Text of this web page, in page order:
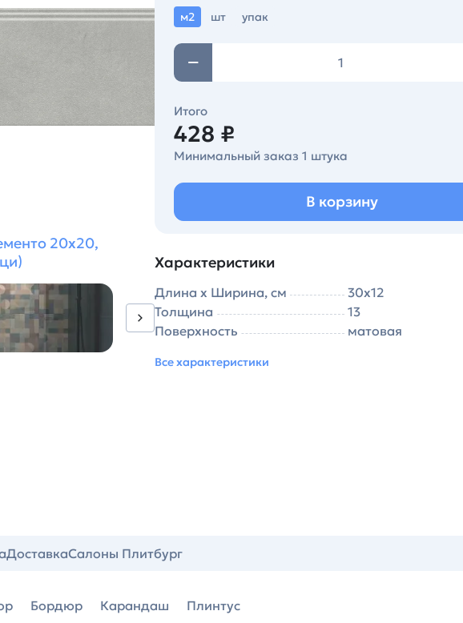
20x20,
м2 шт упак
Итого
428 ₽
Минимальный заказ 1 штука
В корзину
Характеристики
Длина х Ширина, см
30х12
Толщина
13
Поверхность
матовая
Все характеристики
ДоставкаСалоны Плитбург
Бордюр Карандаш Плинтус